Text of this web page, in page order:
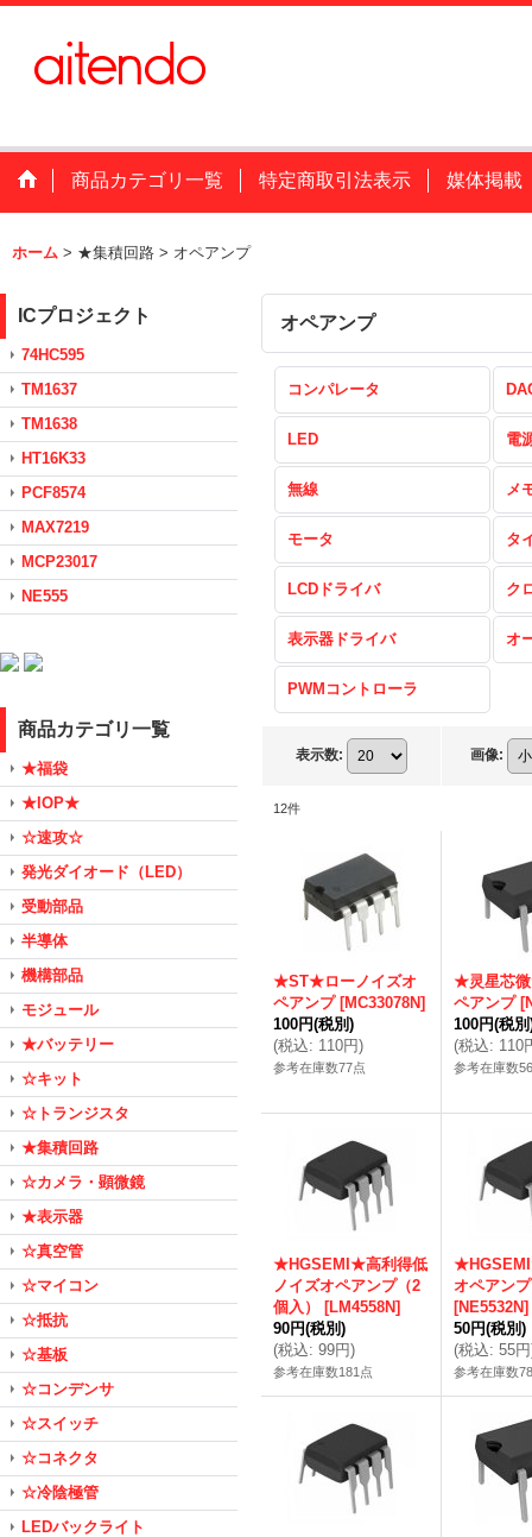
商品カテゴリ一覧 特定商取引法表示 媒体掲載
ホーム > ★集積回路 > オペアンプ
ICプロジェクト
74HC595
TM1637
TM1638
HT16K33
PCF8574
MAX7219
MCP23017
NE555
商品カテゴリ一覧
★福袋
★IOP★
☆速攻☆
発光ダイオード（LED）
受動部品
半導体
機構部品
モジュール
★バッテリー
☆キット
☆トランジスタ
★集積回路
☆カメラ・顕微鏡
★表示器
☆真空管
☆マイコン
☆抵抗
☆基板
☆コンデンサ
☆スイッチ
☆コネクタ
☆冷陰極管
LEDバックライト
オペアンプ
コンパレータ
LED 電
無線 メ
モータ タ
LCDドライバ ク
表示器ドライバ オ
PWMコントローラ
表示数: 画像:
12件
★ST★ローノイズオ
ペアンプ [MC33078N]
100円(税別)
(税込: 110円)
参考在庫数77点
★灵星芯
ペアンプ [
100円(税別
(税込: 110
参考在庫数
★HGSEMI★高利得低
ノイズオペアンプ（2
個入）
[LM4558N]
90円(税別)
(税込: 99円)
参考在庫数181点
オペアンプ
[NE5532N]
50円(税別)
(税込: 55円
参考在庫数